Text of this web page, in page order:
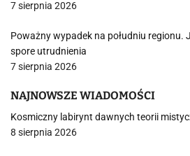
7 sierpnia 2026
Poważny wypadek na południu regionu.
spore utrudnienia
7 sierpnia 2026
NAJNOWSZE WIADOMOŚCI
Kosmiczny labirynt dawnych teorii
8 sierpnia 2026